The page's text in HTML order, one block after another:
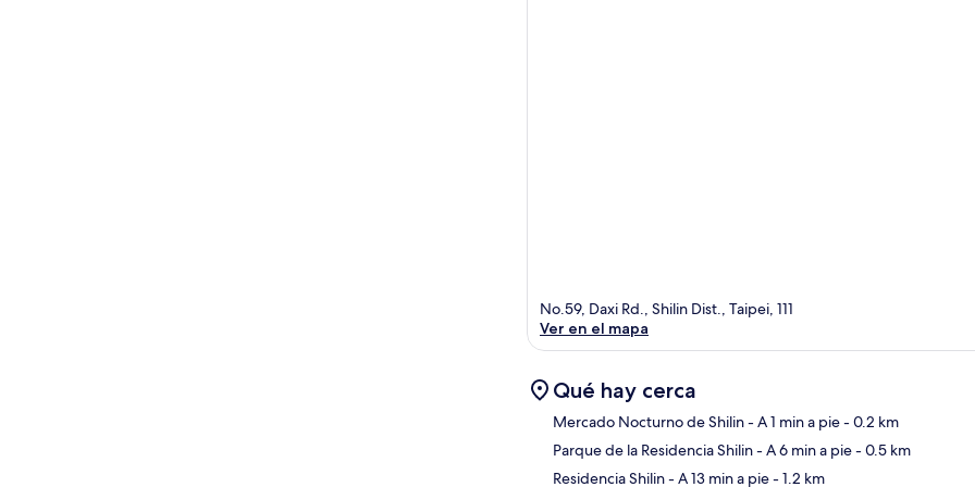
No.59, Daxi Rd., Shilin Dist., Taipei, 111
Ver en el mapa
Qué hay cerca
Mercado Nocturno de Shilin- A 1 min a pie- 0.2 km
Parque de la Residencia Shilin- A 6 min a pie- 0.5 km
Residencia Shilin- A 13 min a pie- 1.2 km